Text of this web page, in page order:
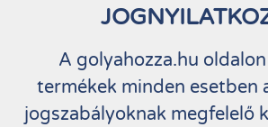
A golyahozza.hu
termékek minden esetben
jogszabályoknak megfelelő